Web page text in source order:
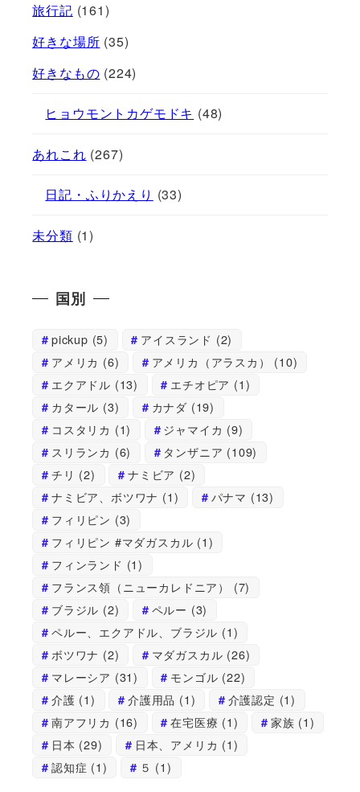
旅行記 (161)
好きな場所 (35)
好きなもの (224)
ヒョウモントカゲモドキ (48)
あれこれ (267)
日記・ふりかえり (33)
未分類 (1)
国別
pickup (5) アイスランド (2)
アメリカ (6) アメリカ（アラスカ）
(10)
エクアドル (13) エチオピア (1)
カタール (3) カナダ (19)
コスタリカ (1) ジャマイカ (9)
スリランカ (6) タンザニア (109)
チリ (2) ナミビア (2)
ナミビア、ボツワナ (1) パナマ (13)
フィリピン (3)
フィリピン #マダガスカル (1)
フィンランド (1)
フランス領（ニューカレドニア）
(7)
ブラジル (2) ペルー (3)
ペルー、エクアドル、ブラジル (1)
ボツワナ (2) マダガスカル (26)
マレーシア (31) モンゴル (22)
介護 (1) 介護用品 (1) 介護認定 (1)
南アフリカ (16) 在宅医療 (1) 家族 (1)
日本 (29) 日本、アメリカ (1)
認知症 (1) ５ (1)